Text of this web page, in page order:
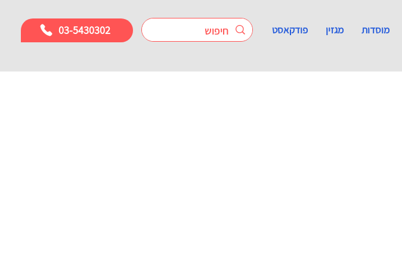
03-5430302 מוסדות מגזין פודקאסט